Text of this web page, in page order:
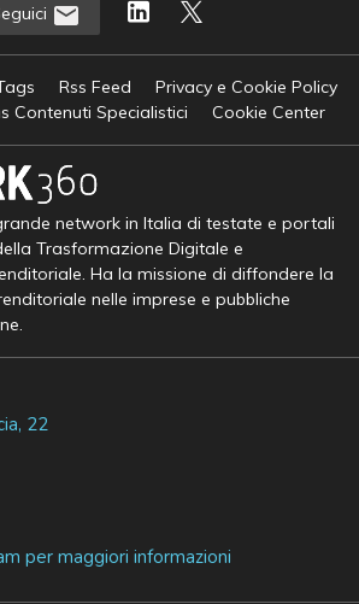
Rss Feed
Privacy e Cookie Policy
Contenuti Specialistici
Cookie Center
network in Italia di testate e portali
Trasformazione Digitale e
Ha la missione di diffondere la
nelle imprese e pubbliche
22
per maggiori informazioni